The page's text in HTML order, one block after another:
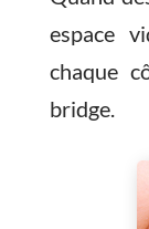
espace
chaque
bridge.